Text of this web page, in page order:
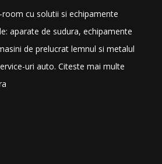
cu solutii si echipamente
aparate de sudura, echipamente
de prelucrat lemnul si metalul
uri auto. Citeste mai multe